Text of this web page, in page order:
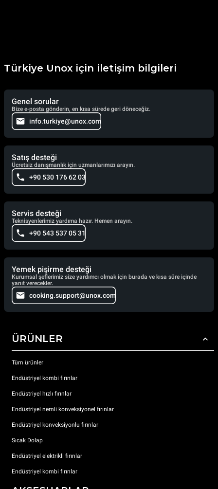
Türkiye Unox için iletişim bilgileri
Genel sorular
Bize e-posta gönderin, en kısa sürede geri döneceğiz.
info.turkiye@unox.com
Satış desteği
Ücretsiz danışmanlık için uzmanlarımızı arayın.
+90 530 176 62 03
Servis desteği
Teknisyenlerimiz yardıma hazır. Hemen arayın.
+90 543 537 05 31
Yemek pişirme desteği
Kurumsal şeflerimiz size yardımcı olmak için burada ve kısa süre içinde
yanıt verecekler.
cooking.support@unox.com
ÜRÜNLER
Tüm ürünler
Endüstriyel kombi fırınlar
Endüstriyel hızlı fırınlar
Endüstriyel nemli konveksiyonel fırınlar
Endüstriyel konveksiyonlu fırınlar
Sıcak Dolap
Endüstriyel elektrikli fırınlar
Endüstriyel kombi fırınlar